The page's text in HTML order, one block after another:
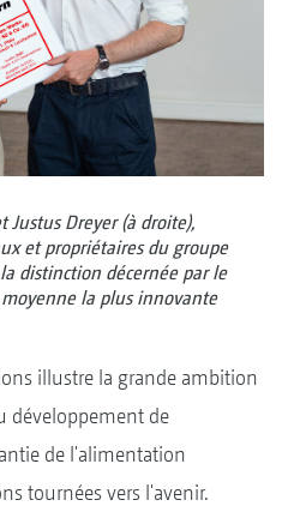
Justus Dreyer (à droite),
et propriétaires du groupe
distinction décernée par le
la plus innovante
illustre la grande ambition
développement de
de l'alimentation
tournées vers l'avenir.